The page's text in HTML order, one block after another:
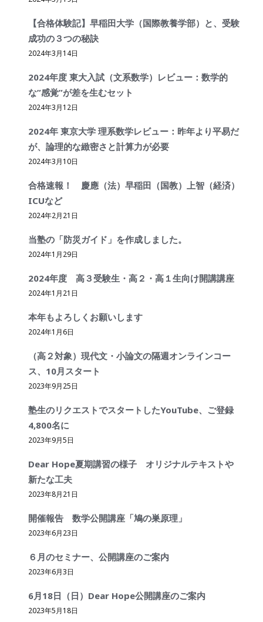
【合格体験記】早稲田大学（国際教養学部）と、受験
成功の３つの秘訣
2024年3月14日
2024年度 東大入試（文系数学）レビュー：数学的
な”感覚”が差を生むセット
2024年3月12日
2024年 東京大学 理系数学レビュー：昨年より平易だ
が、論理的な緻密さと計算力が必要
2024年3月10日
合格速報！ 慶應（法）早稲田（国教）上智（経済）
ICUなど
2024年2月21日
当塾の「防災ガイド」を作成しました。
2024年1月29日
2024年度 高３受験生・高２・高１生向け開講講座
2024年1月21日
本年もよろしくお願いします
2024年1月6日
（高２対象）現代文・小論文の隔週オンラインコー
ス、10月スタート
2023年9月25日
塾生のリクエストでスタートしたYouTube、ご登録
4,800名に
2023年9月5日
Dear Hope夏期講習の様子 オリジナルテキストや
新たな工夫
2023年8月21日
開催報告 数学公開講座「鳩の巣原理」
2023年6月23日
６月のセミナー、公開講座のご案内
2023年6月3日
6月18日（日）Dear Hope公開講座のご案内
2023年5月18日